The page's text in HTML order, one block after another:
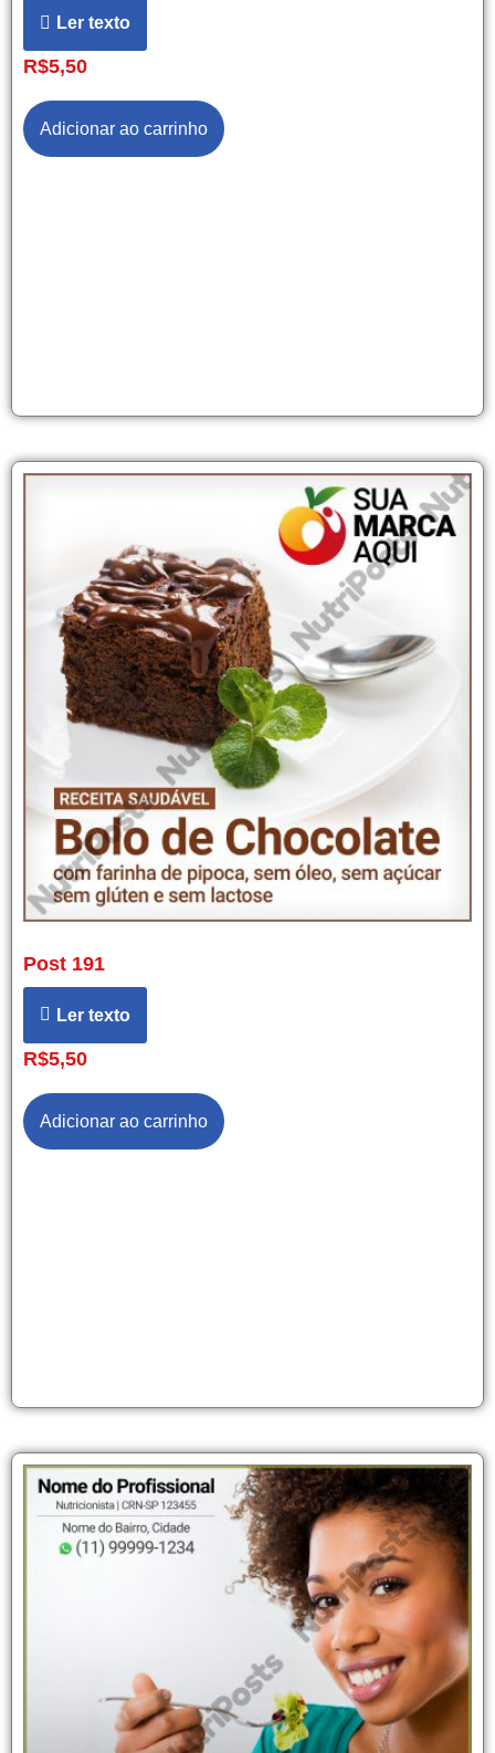
Ler texto
R$5,50
Adicionar ao carrinho
Post 191
Ler texto
R$5,50
Adicionar ao carrinho